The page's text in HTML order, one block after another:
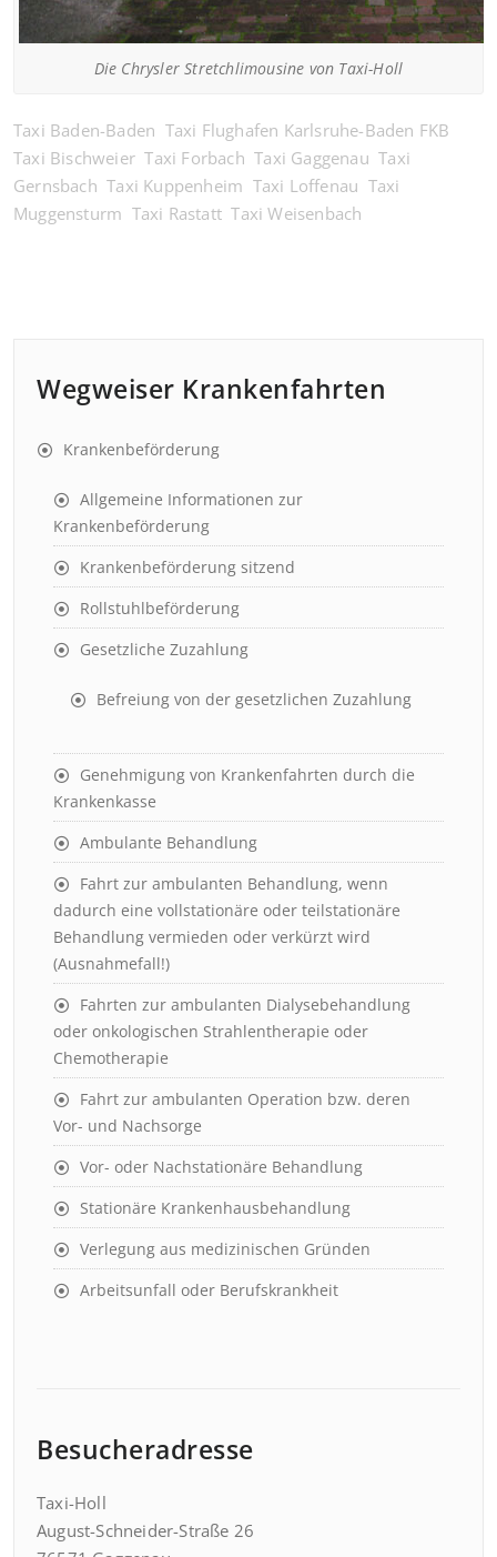
Die Chrysler Stretchlimousine von Taxi-Holl
Taxi Baden-Baden Taxi Flughafen Karlsruhe-Baden FKB
Taxi Bischweier Taxi Forbach Taxi Gaggenau Taxi
Gernsbach Taxi Kuppenheim Taxi Loffenau Taxi
Muggensturm Taxi Rastatt Taxi Weisenbach
Wegweiser Krankenfahrten
Krankenbeförderung
Allgemeine Informationen zur
Krankenbeförderung
Krankenbeförderung sitzend
Rollstuhlbeförderung
Gesetzliche Zuzahlung
Befreiung von der gesetzlichen Zuzahlung
Genehmigung von Krankenfahrten durch die
Krankenkasse
Ambulante Behandlung
Fahrt zur ambulanten Behandlung, wenn
dadurch eine vollstationäre oder teilstationäre
Behandlung vermieden oder verkürzt wird
(Ausnahmefall!)
Fahrten zur ambulanten Dialysebehandlung
oder onkologischen Strahlentherapie oder
Chemotherapie
Fahrt zur ambulanten Operation bzw. deren
Vor- und Nachsorge
Vor- oder Nachstationäre Behandlung
Stationäre Krankenhausbehandlung
Verlegung aus medizinischen Gründen
Arbeitsunfall oder Berufskrankheit
Besucheradresse
Taxi-Holl
August-Schneider-Straße 26